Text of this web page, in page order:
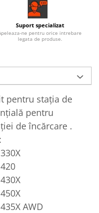
Suport specializat
ne pentru orice intrebare
legata de produse.
pentru stația de
pentru
de încărcare .
AWD